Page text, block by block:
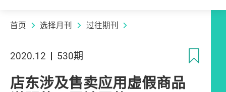
首页 选择月刊 过往期刊
2020.12 530期
店东涉及售卖应用虚假商品